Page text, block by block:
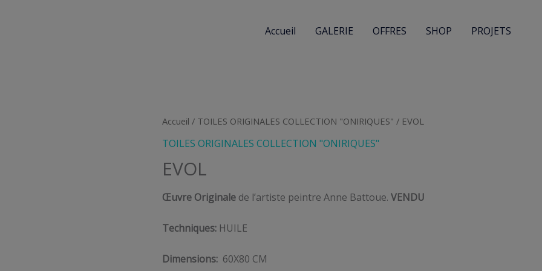
Accueil GALERIE OFFRES SHOP PROJETS
Accueil / TOILES ORIGINALES COLLECTION "ONIRIQUES" / EVOL
TOILES ORIGINALES COLLECTION "ONIRIQUES"
EVOL
Œuvre Originalede l’artiste peintre Anne Battoue. VENDU
Techniques:HUILE
Dimensions:60X80 CM